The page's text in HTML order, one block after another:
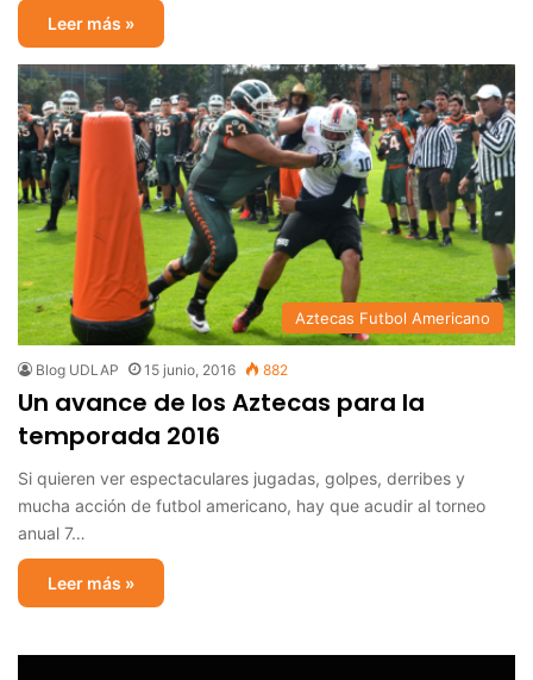
Leer más »
Aztecas Futbol Americano
Blog UDLAP 15 junio, 2016 882
Un avance de los Aztecas para la
temporada 2016
Si quieren ver espectaculares jugadas, golpes, derribes y
mucha acción de futbol americano, hay que acudir al torneo
anual 7…
Leer más »